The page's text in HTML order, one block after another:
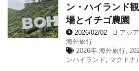
ン・ハイランド
場とイチゴ農園
2026/02/02 -アジア
海外旅行
2026年-海外旅行,
ンハイランド, マクドナ